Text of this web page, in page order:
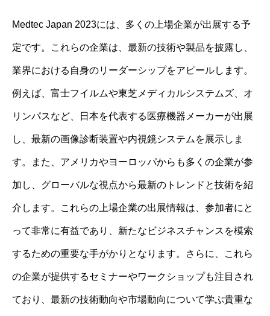
Medtec Japan 2023には、多くの上場企業が出展する予
定です。これらの企業は、最新の技術や製品を披露し、
業界における自身のリーダーシップをアピールします。
例えば、富士フイルムや東芝メディカルシステムズ、オ
リンパスなど、日本を代表する医療機器メーカーが出展
し、最新の画像診断装置や内視鏡システムを展示しま
す。また、アメリカやヨーロッパからも多くの企業が参
加し、グローバルな視点から最新のトレンドと技術を紹
介します。これらの上場企業の出展情報は、参加者にと
って非常に有益であり、新たなビジネスチャンスを模索
するための重要な手がかりとなります。さらに、これら
の企業が提供するセミナーやワークショップも注目され
ており、最新の技術動向や市場動向について学ぶ貴重な